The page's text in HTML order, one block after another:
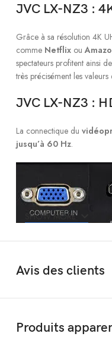
JVC LX-NZ3 :
Grâce à sa résolution 4K
comme Netflix ou
spectateurs profitent ainsi
très précisément les
JVC LX-NZ3 :
La connectique du
jusqu’à 60 Hz.
Vidéo par exemple. Une
SHOW MORE
Avis des clients
Produits